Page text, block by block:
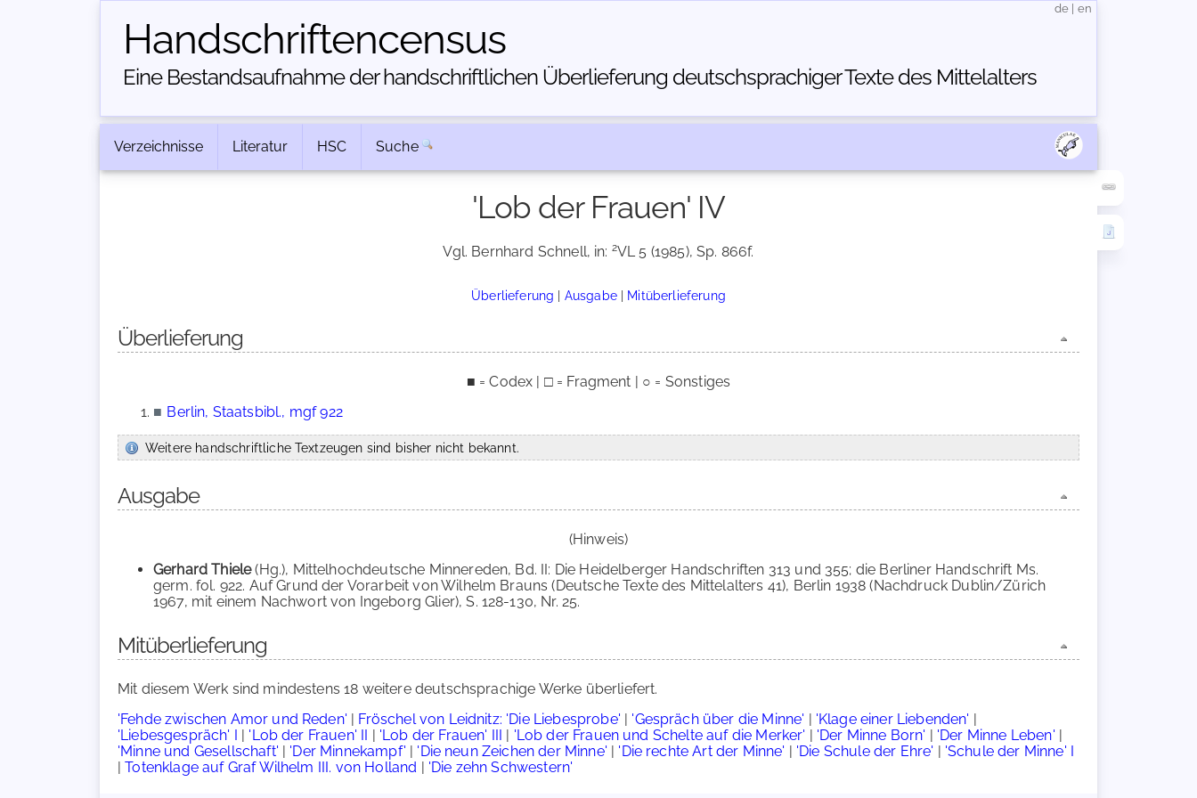
Handschriften­census
Eine Bestandsaufnahme der handschriftlichen Über­lieferung deutschsprachiger Texte des Mittelalters
de en
Verzeichnisse Literatur HSC Suche
'Lob der Frauen' IV
Vgl. Bernhard Schnell, in: 2VL 5 (1985), Sp. 866f.
Überlieferung | Ausgabe| Mitüberlieferung
Überlieferung
■ = Codex | □ = Fragment | ○ = Sonstiges
■ Berlin, Staatsbibl., mgf 922
Weitere handschriftliche Textzeugen sind bisher nicht bekannt.
Ausgabe
(Hinweis)
Gerhard Thiele(Hg.), Mittelhochdeutsche Minnereden, Bd. II: Die Heidelberger Handschriften 313 und 355; die Berliner Handschrift Ms.
germ. fol. 922. Auf Grund der Vorarbeit von Wilhelm Brauns (Deutsche Texte des Mittelalters 41), Berlin 1938 (Nachdruck Dublin/Zürich
1967, mit einem Nachwort von Ingeborg Glier), S. 128-130, Nr. 25.
Mitüberlieferung
Mit diesem Werk sind mindestens 18 weitere deutschsprachige Werke überliefert.
'Fehde zwischen Amor und Reden' | Fröschel von Leidnitz: 'Die Liebesprobe' | 'Gespräch über die Minne' | 'Klage einer Liebenden' |
'Liebesgespräch' I | 'Lob der Frauen' II | 'Lob der Frauen' III | 'Lob der Frauen und Schelte auf die Merker' | 'Der Minne Born' | 'Der Minne Leben' |
'Minne und Gesellschaft' | 'Der Minnekampf' | 'Die neun Zeichen der Minne' | 'Die rechte Art der Minne' | 'Die Schule der Ehre' | 'Schule der Minne' I
|Totenklage auf Graf Wilhelm III. von Holland | 'Die zehn Schwestern'